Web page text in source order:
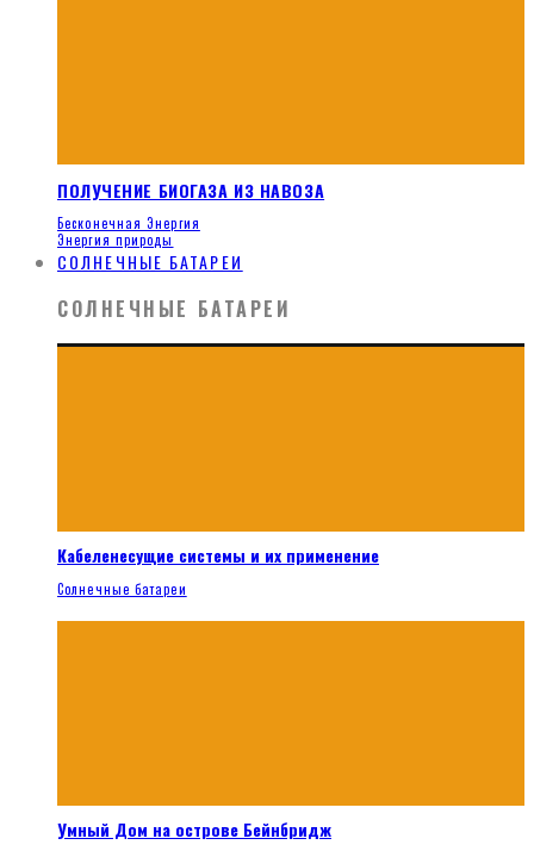
ПОЛУЧЕНИЕ БИОГАЗА ИЗ НАВОЗА
Бесконечная Энергия
Энергия природы
СОЛНЕЧНЫЕ БАТАРЕИ
СОЛНЕЧНЫЕ БАТАРЕИ
Кабеленесущие системы и их применение
Солнечные батареи
Умный Дом на острове Бейнбридж